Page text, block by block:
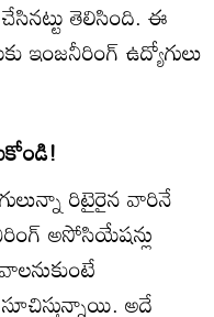
చేసినట్టు తెలిసింది. ఈ
ఇంజనీరింగ్‌ ఉద్యోగులు
రిటైరైన వారినే
అసోసియేషన్లు
అదే